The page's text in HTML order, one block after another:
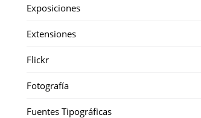
Exposiciones
Extensiones
Flickr
Fotografía
Fuentes Tipográficas